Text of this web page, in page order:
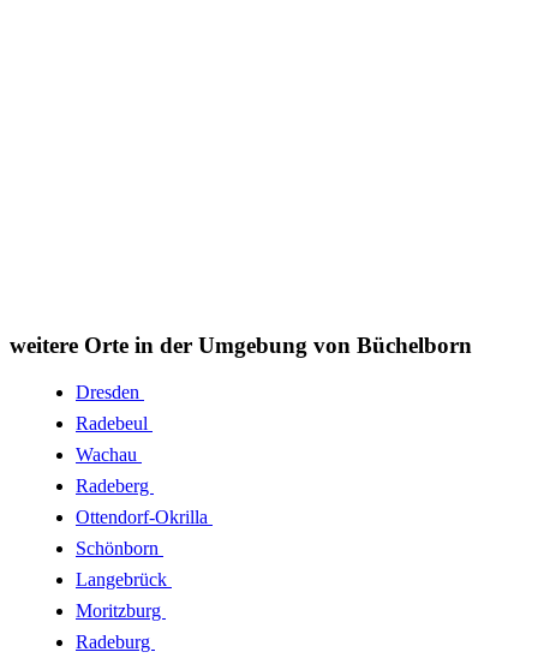
weitere Orte in der Umgebung von Büchelborn
Dresden
Radebeul
Wachau
Radeberg
Ottendorf-Okrilla
Schönborn
Langebrück
Moritzburg
Radeburg